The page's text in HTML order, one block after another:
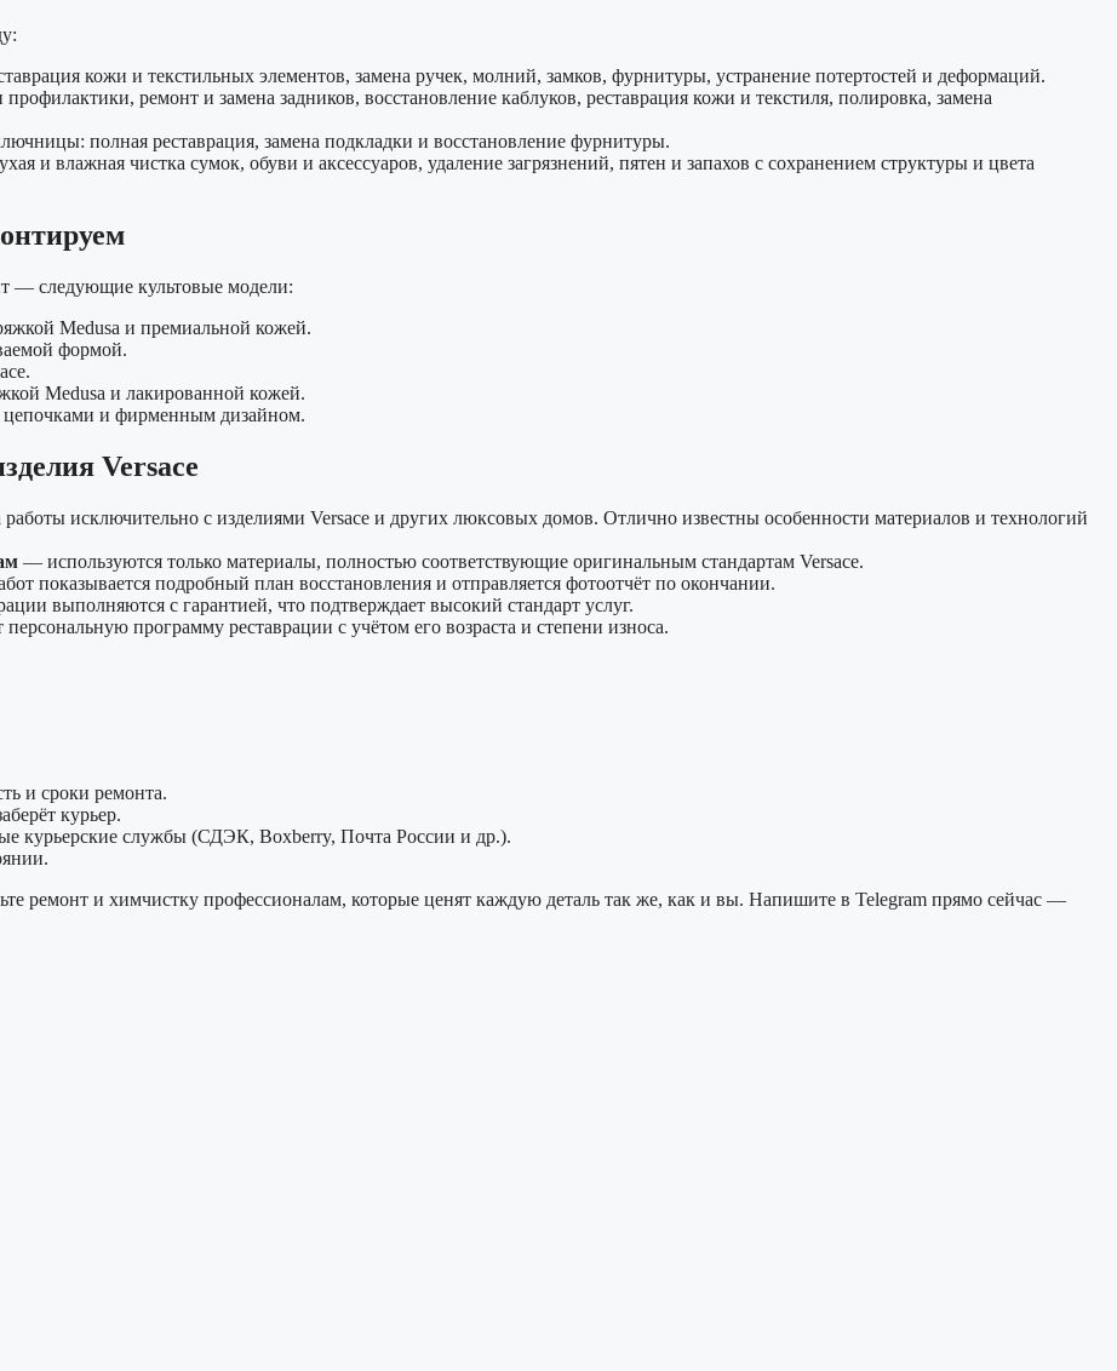
кожи и текстильных элементов, замена ручек, молний, замков, фурнитуры, устранение потертостей и деформаций.
ремонт и замена задников, восстановление каблуков, реставрация кожи и текстиля, полировка, замена
полная реставрация, замена подкладки и восстановление фурнитуры.
и влажная чистка сумок, обуви и аксессуаров, удаление загрязнений, пятен и запахов с сохранением структуры и цвета
— следующие культовые модели:
Medusa и премиальной кожей.
формой.
Medusa и лакированной кожей.
и фирменным дизайном.
Versace
исключительно с изделиями Versace и других люксовых домов. Отлично известны особенности материалов и технологий
— используются только материалы, полностью соответствующие оригинальным стандартам Versace.
показывается подробный план восстановления и отправляется фотоотчёт по окончании.
выполняются с гарантией, что подтверждает высокий стандарт услуг.
программу реставрации с учётом его возраста и степени износа.
и сроки ремонта.
курьер.
курьерские службы (СДЭК, Boxberry, Почта России и др.).
ремонт и химчистку профессионалам, которые ценят каждую деталь так же, как и вы. Напишите в Telegram прямо сейчас —